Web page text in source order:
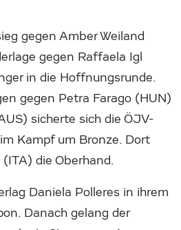
gegen Amber Weiland
gegen Raffaela Igl
in die Hoffnungsrunde.
gegen Petra Farago (HUN)
sicherte sich die ÖJV-
Kampf um Bronze. Dort
die Oberhand.
Daniela Polleres in ihrem
Danach gelang der